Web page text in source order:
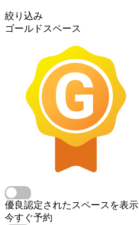
絞り込み
ゴールドスペース
優良認定されたスペースを表示
今すぐ予約